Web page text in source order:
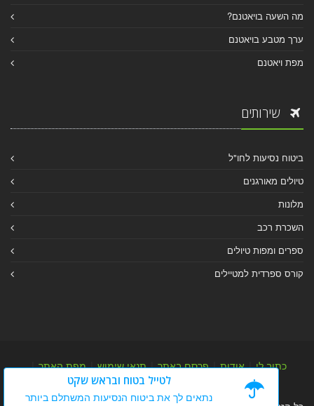
מה השעה בויאטנם?
ערך מטבע בויאטנם
מפת ויאטנם
שירותים
ביטוח נסיעות לחו"ל
טיולים מאורגנים
מלונות
השכרת רכב
ספרים ומפות טיולים
קורס ספרדית למטיילים
כתוב לי|אודות|פרסם באתר|תנאי שימוש|מפת האתר|
מפת אלבום|מפת מאמרי מידע
לטייל בטוח ובראש שקט
נתאים לך את ביטוח הנסיעות המשתלם ביותר